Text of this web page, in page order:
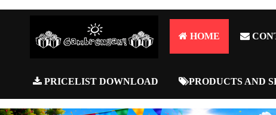
HOME
PRICELIST DOWNLOAD PRODUCTS AND